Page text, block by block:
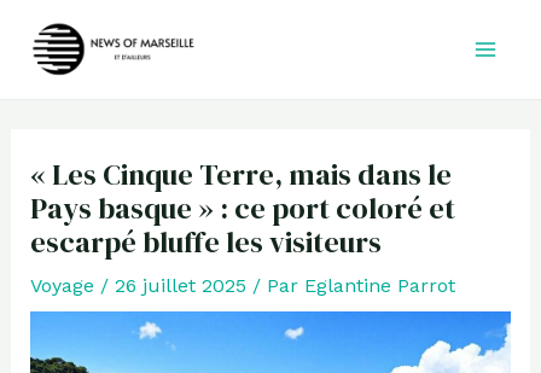
« Les Cinque Terre, mais dans le
Pays basque » : ce port coloré et
escarpé bluffe les visiteurs
Voyage / 26 juillet 2025 / Par Eglantine Parrot